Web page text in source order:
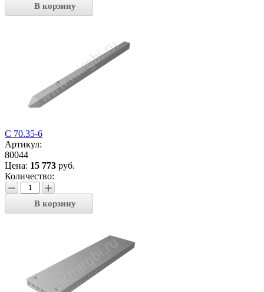
В корзину
С 70.35-6
Артикул:
80044
Цена: 15 773 руб.
Количество:
− +
В корзину